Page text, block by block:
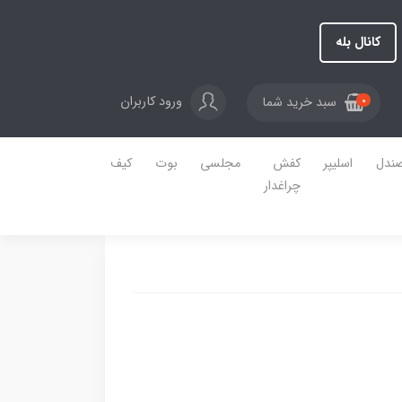
کانال بله
0 سبد خرید شما ورود کاربران
اسلیپر
کفش
چراغدار
مجلسی بوت کیف